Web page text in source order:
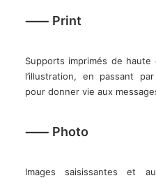
⸺ Print
Supports imprimés de haute
l’illustration, en passant
pour donner vie aux
⸺ Photo
Images saisissantes et